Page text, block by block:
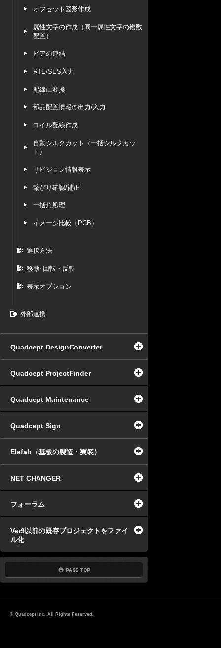
オフセット図形作成
属性文字の作成（同一属性文字の複数
配置）
ビアの連結
RTE/SES入力
配線に変換
部品配置情報の出力/入力
コイル配線作成
自動シルクカット（一括シルクカッ
ト）
リビジョン情報表示
繋がり確認/補正
一括角処理
イメージ比較（PCB）
選択方法
移動･回転・反転
表示オプション
外部連携
Quadcept DesignConverter
Quadcept ProjectFinder
Quadcept Maintenance
Quadcept Sign
Elefab（基板の製造・実装）
NET CHANGER
フォーラム
Ver9以前の既存プロジェクトをファイ
ル化
© Quadcept Inc. All Rights Reserved.